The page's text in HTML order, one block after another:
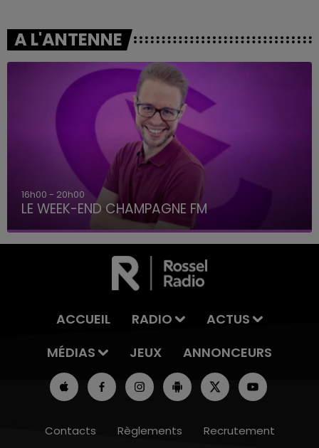
A L'ANTENNE
7h00 - 12h00
LE WEEK-END CHAMPAGNE FM
ACCUEIL RADIO
ACTUS
MÉDIAS
JEUX ANNONCEURS
Contacts Règlements Recrutement